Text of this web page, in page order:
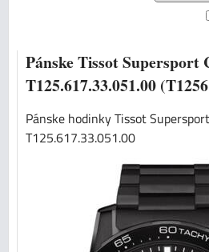
Pánske Tissot Supersport
T125.617.33.051.00
Pánske hodinky Tissot
T125.617.33.051.00